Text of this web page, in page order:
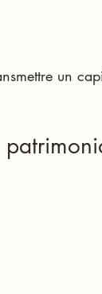
un